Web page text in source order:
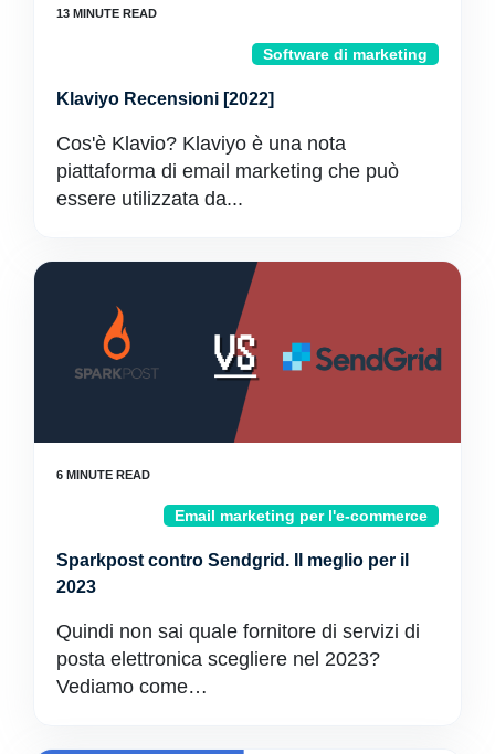
Software di marketing
Klaviyo Recensioni [2022]
Cos'è Klavio? Klaviyo è una nota
piattaforma di email marketing che può
essere utilizzata da...
Email marketing per l'e-commerce
Sparkpost contro Sendgrid. Il meglio per il
2023
Quindi non sai quale fornitore di servizi di
posta elettronica scegliere nel 2023?
Vediamo come…